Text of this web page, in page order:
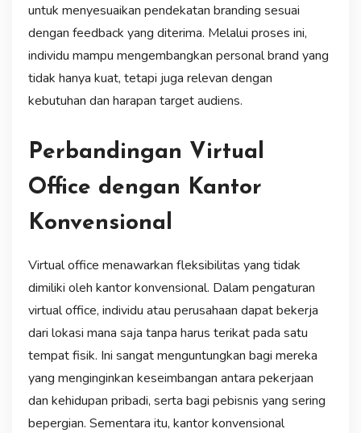
untuk menyesuaikan pendekatan branding sesuai
dengan feedback yang diterima. Melalui proses ini,
individu mampu mengembangkan personal brand yang
tidak hanya kuat, tetapi juga relevan dengan
kebutuhan dan harapan target audiens.
Perbandingan Virtual
Office dengan Kantor
Konvensional
Virtual office menawarkan fleksibilitas yang tidak
dimiliki oleh kantor konvensional. Dalam pengaturan
virtual office, individu atau perusahaan dapat bekerja
dari lokasi mana saja tanpa harus terikat pada satu
tempat fisik. Ini sangat menguntungkan bagi mereka
yang menginginkan keseimbangan antara pekerjaan
dan kehidupan pribadi, serta bagi pebisnis yang sering
bepergian. Sementara itu, kantor konvensional